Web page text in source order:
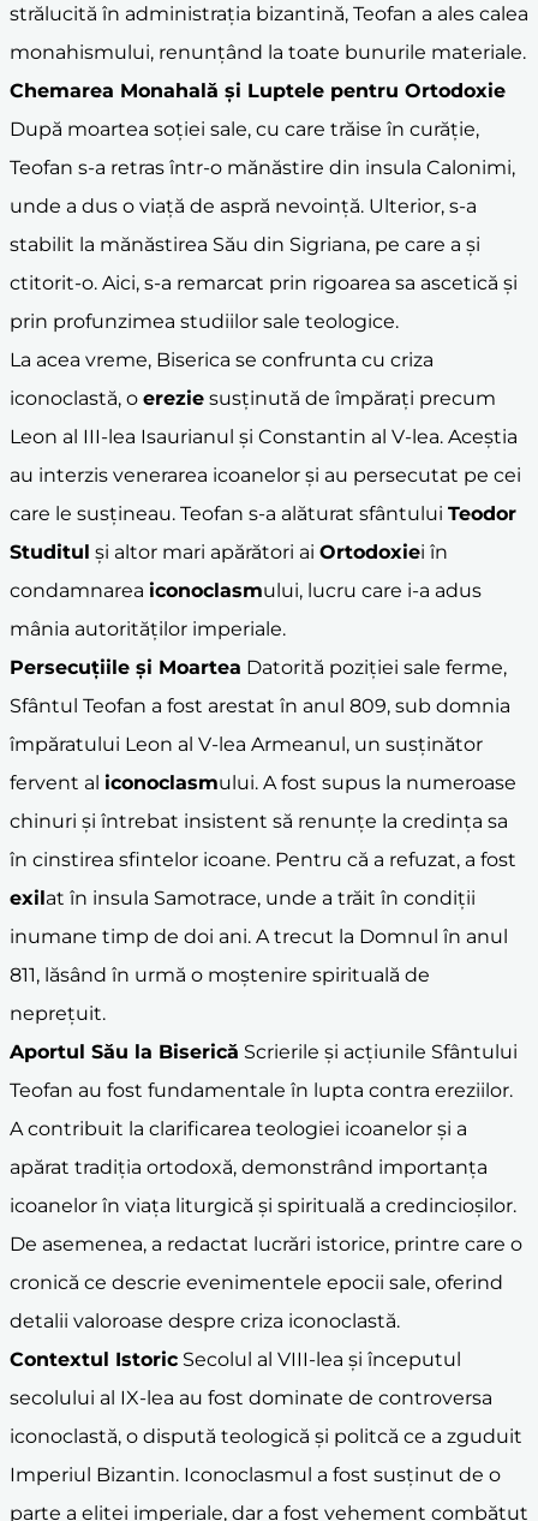
strălucită în administrația bizantină, Teofan a ales calea
monahismului, renunțând la toate bunurile materiale.
Chemarea Monahală și Luptele pentru Ortodoxie
După moartea soției sale, cu care trăise în curăție,
Teofan s-a retras într-o mănăstire din insula Calonimi,
unde a dus o viață de aspră nevoință. Ulterior, s-a
stabilit la mănăstirea Său din Sigriana, pe care a și
ctitorit-o. Aici, s-a remarcat prin rigoarea sa ascetică și
prin profunzimea studiilor sale teologice.
La acea vreme, Biserica se confrunta cu criza
iconoclastă, o erezie susținută de împărați precum
Leon al III-lea Isaurianul și Constantin al V-lea. Aceștia
au interzis venerarea icoanelor și au persecutat pe cei
care le susțineau. Teofan s-a alăturat sfântului Teodor
Studitul și altor mari apărători ai Ortodoxiei în
condamnarea iconoclasmului, lucru care i-a adus
mânia autorităților imperiale.
Persecuțiile și Moartea Datorită poziției sale ferme,
Sfântul Teofan a fost arestat în anul 809, sub domnia
împăratului Leon al V-lea Armeanul, un susținător
fervent al iconoclasmului. A fost supus la numeroase
chinuri și întrebat insistent să renunțe la credința sa
în cinstirea sfintelor icoane. Pentru că a refuzat, a fost
exilat în insula Samotrace, unde a trăit în condiții
inumane timp de doi ani. A trecut la Domnul în anul
811, lăsând în urmă o moștenire spirituală de
neprețuit.
Aportul Său la Biserică Scrierile și acțiunile Sfântului
Teofan au fost fundamentale în lupta contra ereziilor.
A contribuit la clarificarea teologiei icoanelor și a
apărat tradiția ortodoxă, demonstrând importanța
icoanelor în viața liturgică și spirituală a credincioșilor.
De asemenea, a redactat lucrări istorice, printre care o
cronică ce descrie evenimentele epocii sale, oferind
detalii valoroase despre criza iconoclastă.
Contextul Istoric Secolul al VIII-lea și începutul
secolului al IX-lea au fost dominate de controversa
iconoclastă, o dispută teologică și politcă ce a zguduit
Imperiul Bizantin. Iconoclasmul a fost susținut de o
parte a elitei imperiale, dar a fost vehement combătut